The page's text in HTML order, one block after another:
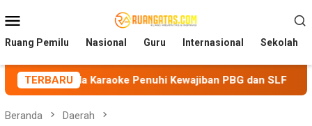
ke
kontenMobile
Ruang Pemilu Nasional Guru Internasional Sekolah
TERBARU
Karaoke Penuhi Kewajiban PBG dan SLF BEM
Beranda Daerah